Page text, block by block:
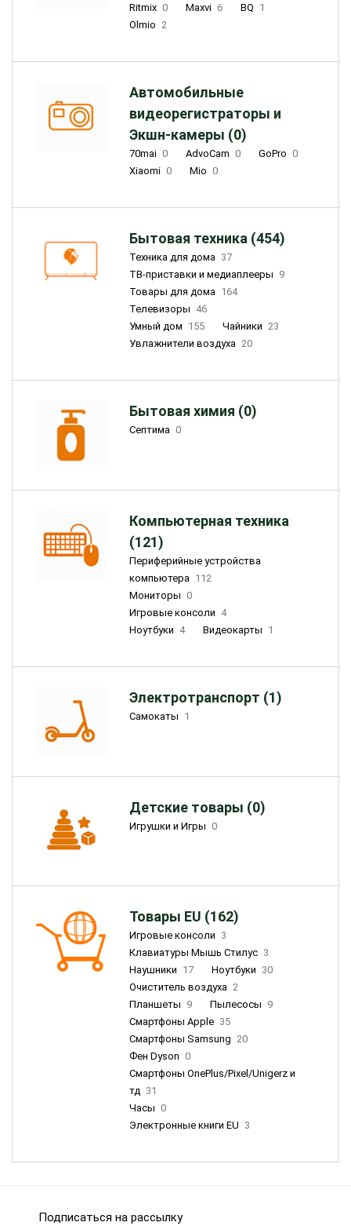
Ritmix 0 Maxvi 6 BQ 1
Olmio 2
Автомобильные
видеорегистраторы и
Экшн-камеры (0)
70mai 0 AdvoCam 0 GoPro 0
Xiaomi 0 Mio 0
Бытовая техника (454)
Техника для дома 37
ТВ-приставки и медиаплееры 9
Товары для дома 164
Телевизоры 46
Умный дом 155 Чайники 23
Увлажнители воздуха 20
Бытовая химия (0)
Септима 0
Компьютерная техника
(121)
Периферийные устройства
компьютера 112
Мониторы 0
Игровые консоли 4
Ноутбуки 4 Видеокарты 1
Электротранспорт (1)
Самокаты 1
Детские товары (0)
Игрушки и Игры 0
Товары EU (162)
Игровые консоли 3
Клавиатуры Мышь Стилус 3
Наушники 17 Ноутбуки 30
Очиститель воздуха 2
Планшеты 9 Пылесосы 9
Смартфоны Apple 35
Смартфоны Samsung 20
Фен Dyson 0
Смартфоны OnePlus/Pixel/Unigerz и
тд 31
Часы 0
Электронные книги EU 3
Подписаться на рассылку